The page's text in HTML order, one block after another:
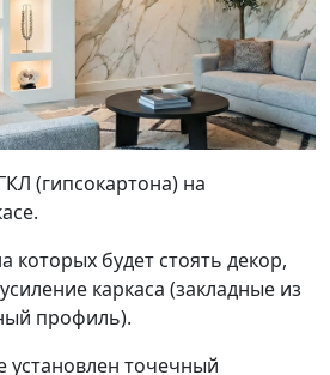
(гипсокартона) на
которых будет стоять декор,
каркаса (закладные из
профиль).
установлен точечный